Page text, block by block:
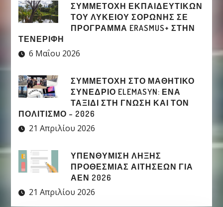
ΣΥΜΜΕΤΟΧΉ ΕΚΠΑΙΔΕΥΤΙΚΏΝ
ΤΟΥ ΛΥΚΕΊΟΥ ΣΟΡΩΝΉΣ ΣΕ
ΠΡΌΓΡΑΜΜΑ ERASMUS+ ΣΤΗΝ
ΤΕΝΕΡΊΦΗ
6 Μαΐου 2026
ΣΥΜΜΕΤΟΧΉ ΣΤΟ ΜΑΘΗΤΙΚΌ
ΣΥΝΈΔΡΙΟ ELEMASYN: ΈΝΑ
ΤΑΞΊΔΙ ΣΤΗ ΓΝΏΣΗ ΚΑΙ ΤΟΝ
ΠΟΛΙΤΙΣΜΌ – 2026
21 Απριλίου 2026
ΥΠΕΝΘΥΜΙΣΗ ΛΗΞΗΣ
ΠΡΟΘΕΣΜΙΑΣ ΑΙΤΗΣΕΩΝ ΓΙΑ
ΑΕΝ 2026
21 Απριλίου 2026